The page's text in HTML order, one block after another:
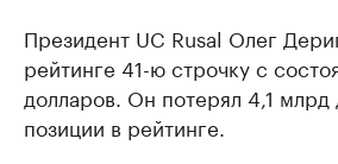
Президент UC Rusal Олег
рейтинге 41-ю строчку с
долларов. Он потерял 4,1 млрд
позиции в рейтинге.